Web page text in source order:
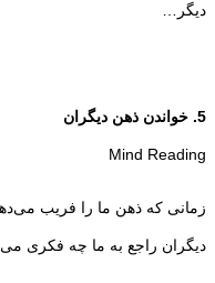
دیگر…
5. خواندن ذهن دیگران
Mind Reading
زمانی که ذهن ما را فریب
دیگران راجع به ما چه فکری